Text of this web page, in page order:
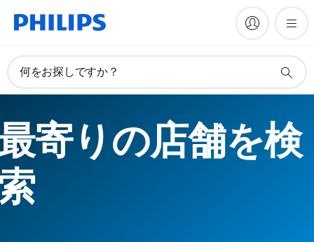
何をお探しですか？
寄りの店舗を検